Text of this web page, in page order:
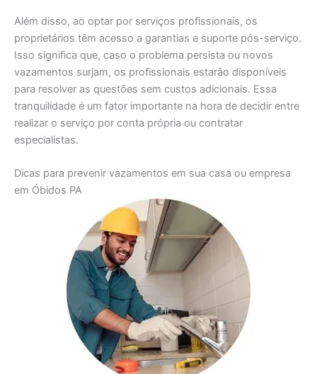
Além disso, ao optar por serviços profissionais, os
proprietários têm acesso a garantias e suporte pós-serviço.
Isso significa que, caso o problema persista ou novos
vazamentos surjam, os profissionais estarão disponíveis
para resolver as questões sem custos adicionais. Essa
tranquilidade é um fator importante na hora de decidir entre
realizar o serviço por conta própria ou contratar
especialistas.
Dicas para prevenir vazamentos em sua casa ou empresa
em Óbidos PA